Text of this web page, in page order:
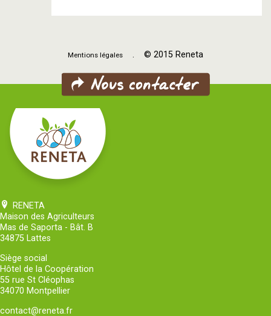
Mentions légales . © 2015 Reneta
RENETA
Maison des Agriculteurs
Mas de Saporta - Bât. B
34875 Lattes
Siège social
Hôtel de la Coopération
55 rue St Cléophas
34070 Montpellier
contact@reneta.fr